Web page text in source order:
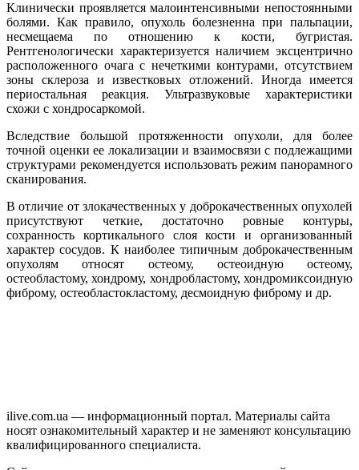
Клинически проявляется малоинтенсивными непостоянными
болями. Как правило, опухоль болезненна при пальпации,
несмещаема по отношению к кости, бугристая.
Рентгенологически характеризуется наличием эксцентрично
расположенного очага с нечеткими контурами, отсутствием
зоны склероза и известковых отложений. Иногда имеется
периостальная реакция. Ультразвуковые характеристики
схожи с хондросаркомой.
Вследствие большой протяженности опухоли, для более
точной оценки ее локализации и взаимосвязи с подлежащими
структурами рекомендуется использовать режим панорамного
сканирования.
В отличие от злокачественных у доброкачественных опухолей
присутствуют четкие, достаточно ровные контуры,
сохранность кортикального слоя кости и организованный
характер сосудов. К наиболее типичным доброкачественным
опухолям относят остеому, остеоидную остеому,
остеобластому, хондрому, хондробластому, хондромиксоидную
фиброму, остеобластокластому, десмоидную фиброму и др.
ilive.com.ua — информационный портал. Материалы сайта
носят ознакомительный характер и не заменяют консультацию
квалифицированного специалиста.